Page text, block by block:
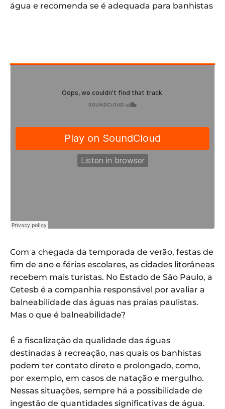
água e recomenda se é adequada para banhistas
Com a chegada da temporada de verão, festas de
fim de ano e férias escolares, as cidades litorâneas
recebem mais turistas. No Estado de São Paulo, a
Cetesb é a companhia responsável por avaliar a
balneabilidade das águas nas praias paulistas.
Mas o que é balneabilidade?
É a fiscalização da qualidade das águas
destinadas à recreação, nas quais os banhistas
podem ter contato direto e prolongado, como,
por exemplo, em casos de natação e mergulho.
Nessas situações, sempre há a possibilidade de
ingestão de quantidades significativas de água.